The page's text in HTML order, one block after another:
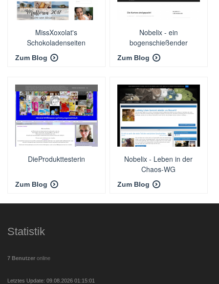
MissXoxolat's
Schokoladenseiten
Zum Blog
Nobelix - ein
bogenschießender
Reservisten-
Vorzimmerdrache
Zum Blog
DieProdukttesterin
Zum Blog
Nobelix - Leben in der
Chaos-WG
Zum Blog
Statistik
7 Benutzer online
Letztes Update: 09.08.2026 01:15:01